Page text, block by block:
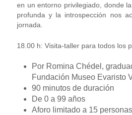
en un entorno privilegiado, donde
profunda y la introspección nos
jornada.
18.00 h: Visita-taller para todos los
Por Romina Chédel,
Fundación Museo Evaristo
90 minutos de duración
De 0 a 99 años
Aforo limitado a 15